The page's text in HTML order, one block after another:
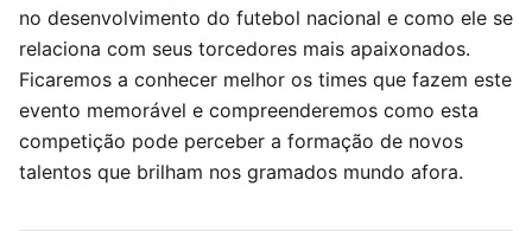
no desenvolvimento do futebol nacional e como ele se
relaciona com seus torcedores mais apaixonados.
Ficaremos a conhecer melhor os times que fazem este
evento memorável e compreenderemos como esta
competição pode perceber a formação de novos
talentos que brilham nos gramados mundo afora.